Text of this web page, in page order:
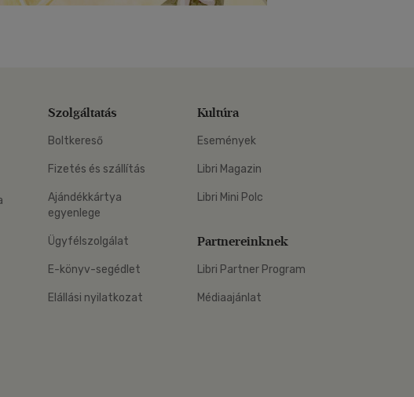
Szolgáltatás
Boltkereső
Fizetés és szállítás
Ajándékkártya
egyenlege
Ügyfélszolgálat
E-könyv-segédlet
Elállási nyilatkozat
Kultúra
Események
Libri Magazin
Libri Mini Polc
Partnereinknek
Libri Partner Program
Médiaajánlat